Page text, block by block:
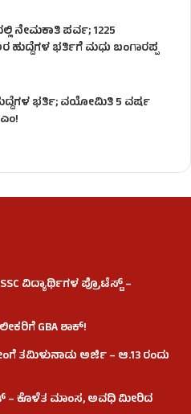
ನೇಮಕಾತಿ ಪರ್ವ; 1225
ಹುದ್ದೆಗಳ ಭರ್ತಿಗೆ ಮಧು ಬಂಗಾರಪ್ಪ
ಭರ್ತಿ; ವಯೋಮಿತಿ 5 ವರ್ಷ
ವಿದ್ಯಾರ್ಥಿಗಳ ಪ್ರೊಟೆಸ್ಟ್ –
GBA ಶಾಕ್!
ತಮಿಳುನಾಡು ಅರ್ಜಿ – ಆ.13 ರಂದು
ಕೊಳೆತ ಮಾಂಸ, ಅವಧಿ ಮೀರಿದ